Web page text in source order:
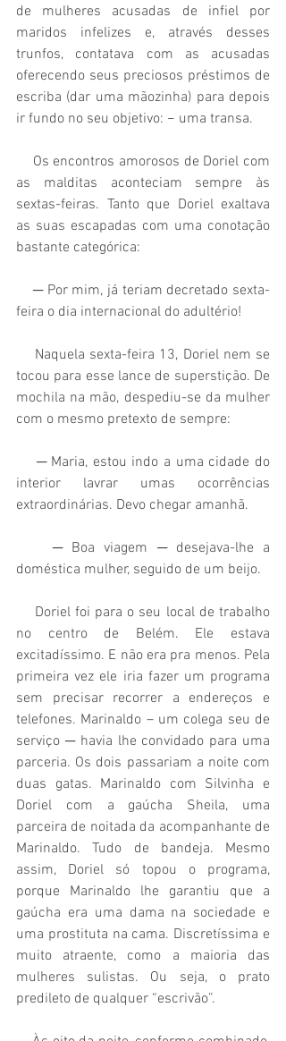
de mulheres acusadas de infiel por
maridos infelizes e, através desses
trunfos, contatava com as acusadas
oferecendo seus preciosos préstimos de
escriba (dar uma mãozinha) para depois
ir fundo no seu objetivo: − uma transa.
Os encontros amorosos de Doriel com
as malditas aconteciam sempre às
sextas-feiras. Tanto que Doriel exaltava
as suas escapadas com uma conotação
bastante categórica:
─ Por mim, já teriam decretado sexta-
feira o dia internacional do adultério!
Naquela sexta-feira 13, Doriel nem se
tocou para esse lance de superstição. De
mochila na mão, despediu-se da mulher
com o mesmo pretexto de sempre:
─ Maria, estou indo a uma cidade do
interior lavrar umas ocorrências
extraordinárias. Devo chegar amanhã.
─ Boa viagem ─ desejava-lhe a
doméstica mulher, seguido de um beijo.
Doriel foi para o seu local de trabalho
no centro de Belém. Ele estava
excitadíssimo. E não era pra menos. Pela
primeira vez ele iria fazer um programa
sem precisar recorrer a endereços e
telefones. Marinaldo – um colega seu de
serviço ─ havia lhe convidado para uma
parceria. Os dois passariam a noite com
duas gatas. Marinaldo com Silvinha e
Doriel com a gaúcha Sheila, uma
parceira de noitada da acompanhante de
Marinaldo. Tudo de bandeja. Mesmo
assim, Doriel só topou o programa,
porque Marinaldo lhe garantiu que a
gaúcha era uma dama na sociedade e
uma prostituta na cama. Discretíssima e
muito atraente, como a maioria das
mulheres sulistas. Ou seja, o prato
predileto de qualquer “escrivão”.